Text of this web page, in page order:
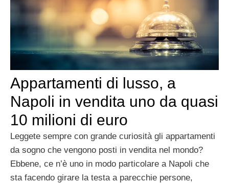
Appartamenti di lusso, a
Napoli in vendita uno da quasi
10 milioni di euro
Leggete sempre con grande curiosità gli appartamenti
da sogno che vengono posti in vendita nel mondo?
Ebbene, ce n’è uno in modo particolare a Napoli che
sta facendo girare la testa a parecchie persone,